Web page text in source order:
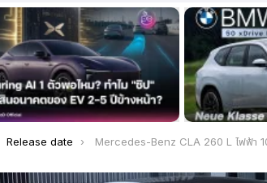
Release date Mercedes-Benz CLA 260 L ไฟฟ้า 100% รุ่นเริ่มต้นวิ่งไกล 600 กม. เตรียมเปิดตั